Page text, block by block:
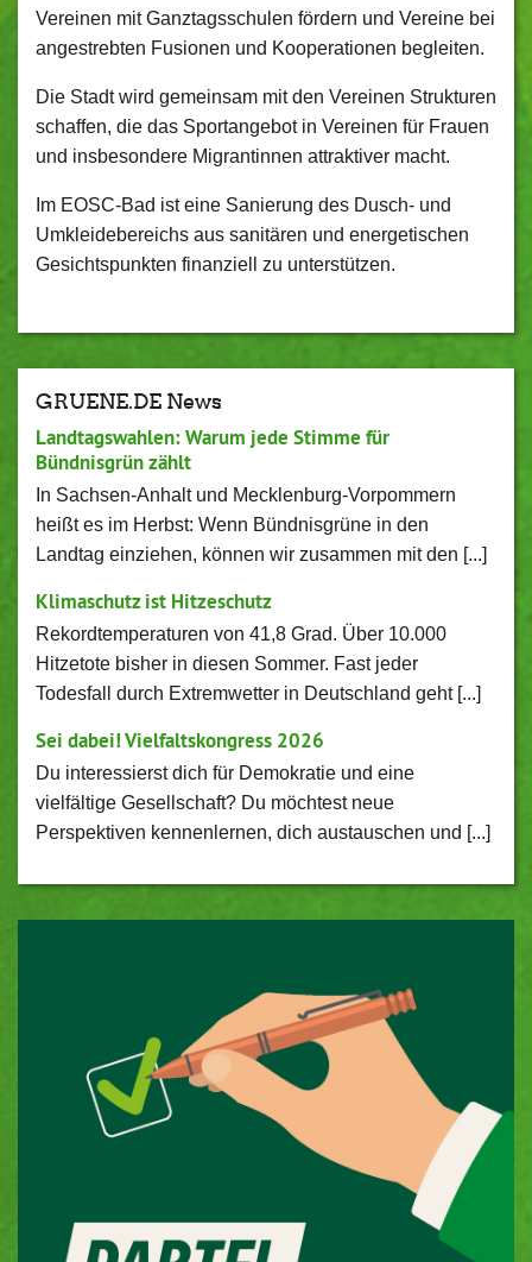
Vereinen mit Ganztagsschulen fördern und Vereine bei
angestrebten Fusionen und Kooperationen begleiten.
Die Stadt wird gemeinsam mit den Vereinen Strukturen
schaffen, die das Sportangebot in Vereinen für Frauen
und insbesondere Migrantinnen attraktiver macht.
Im EOSC-Bad ist eine Sanierung des Dusch- und
Umkleidebereichs aus sanitären und energetischen
Gesichtspunkten finanziell zu unterstützen.
GRUENE.DE News
Landtagswahlen: Warum jede Stimme für
Bündnisgrün zählt
In Sachsen-Anhalt und Mecklenburg-Vorpommern
heißt es im Herbst: Wenn Bündnisgrüne in den
Landtag einziehen, können wir zusammen mit den [...]
Klimaschutz ist Hitzeschutz
Rekordtemperaturen von 41,8 Grad. Über 10.000
Hitzetote bisher in diesen Sommer. Fast jeder
Todesfall durch Extremwetter in Deutschland geht [...]
Sei dabei! Vielfaltskongress 2026
Du interessierst dich für Demokratie und eine
vielfältige Gesellschaft? Du möchtest neue
Perspektiven kennenlernen, dich austauschen und [...]